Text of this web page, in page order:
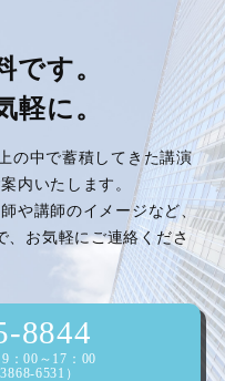
です。
軽に。
の中で蓄積してきた講演
内いたします。
や講師のイメージなど、
、お気軽にご連絡くださ
8844
：00～17：00
6531）